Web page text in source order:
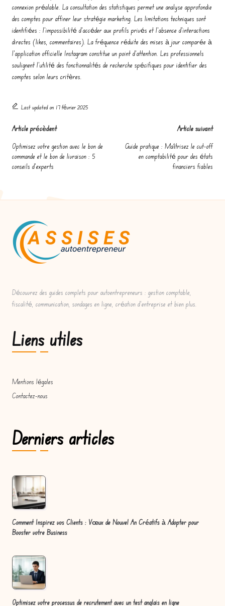
connexion préalable. La consultation des statistiques permet une analyse approfondie
des comptes pour affiner leur stratégie marketing. Les limitations techniques sont
identifiées : l’impossibilité d’accéder aux profils privés et l’absence d’interactions
directes (likes, commentaires). La fréquence réduite des mises à jour comparée à
l’application officielle Instagram constitue un point d’attention. Les professionnels
soulignent l’utilité des fonctionnalités de recherche spécifiques pour identifier des
comptes selon leurs critères.
Last updated on 17 février 2025
Post
navigation
Article précèdent
Optimisez votre gestion avec le bon de
commande et le bon de livraison : 5
conseils d’experts
Article suivant
Guide pratique : Maîtrisez le cut-off
en comptabilité pour des états
financiers fiables
Découvrez des guides complets pour autoentrepreneurs : gestion comptable,
fiscalité, communication, sondages en ligne, création d'entreprise et bien plus.
Liens utiles
Mentions légales
Contactez-nous
Derniers articles
Comment Inspirez vos Clients : Vœux de Nouvel An Créatifs à Adopter pour
Booster votre Business
Optimisez votre processus de recrutement avec un test anglais en ligne